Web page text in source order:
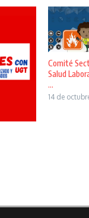
Comité
Salud
...
14 de